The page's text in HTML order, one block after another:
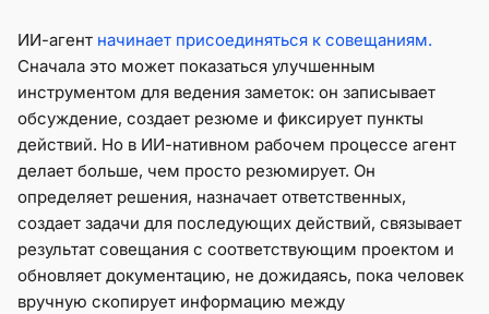
ИИ-агент начинает присоединяться к совещаниям.
Сначала это может показаться улучшенным
инструментом для ведения заметок: он записывает
обсуждение, создает резюме и фиксирует пункты
действий. Но в ИИ-нативном рабочем процессе агент
делает больше, чем просто резюмирует. Он
определяет решения, назначает ответственных,
создает задачи для последующих действий, связывает
результат совещания с соответствующим проектом и
обновляет документацию, не дожидаясь, пока человек
вручную скопирует информацию между